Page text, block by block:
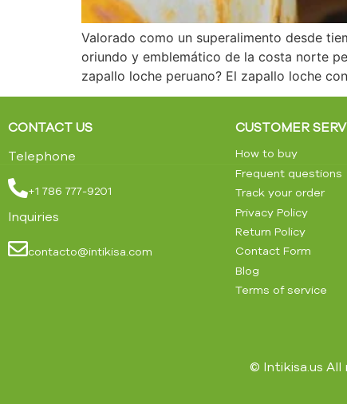
Valorado como un superalimento desde
oriundo y emblemático de la costa norte
zapallo loche peruano? El zapallo loche
CONTACT US
Telephone
+1 786 777-9201
Inquiries
contacto@intikisa.com
CUSTOMER
How to buy
Frequent questions
Track your order
Privacy Policy
Return Policy
Contact Form
Blog
Terms of service
© Intikisa.us